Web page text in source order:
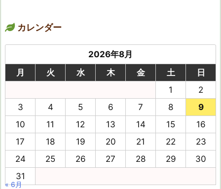
カレンダー
2026年8月
月
火 水 木 金 土
日
1
2
3
4 5 6 7 8
9
10
11 12 13 14 15
16
17
18 19 20 21 22
23
24
25 26 27 28 29
30
31
« 6月